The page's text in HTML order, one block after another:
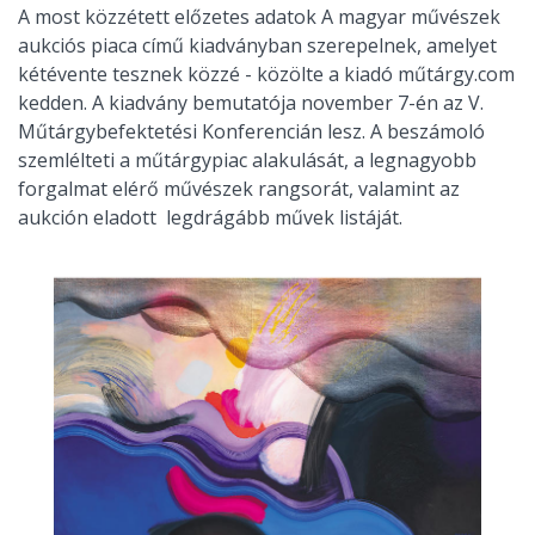
A most közzétett előzetes adatok A magyar művészek
aukciós piaca című kiadványban szerepelnek, amelyet
kétévente tesznek közzé - közölte a kiadó műtárgy.com
kedden. A kiadvány bemutatója november 7-én az V.
Műtárgybefektetési Konferencián lesz. A beszámoló
szemlélteti a műtárgypiac alakulását, a legnagyobb
forgalmat elérő művészek rangsorát, valamint az
aukción eladott legdrágább művek listáját.